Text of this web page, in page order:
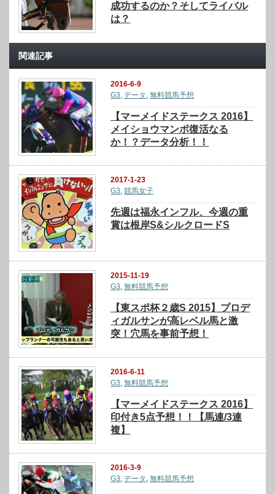
成功するのか？そしてライバル
は？
関連記事
2016-6-9
G3 ,データ ,無料競馬予想
【マーメイドステークス 2016】
メイショウマンボ復活なる
か！？データ分析！！
2017-1-23
G3,競馬女子
先週は福永インフル、今週の重
賞は根岸S&シルクロードS
2015-11-19
G3,無料競馬予想
【東スポ杯２歳S 2015】プロデ
ィガルサンが高レベル馬と激
突！穴馬を事前予想！
2016-6-11
G3,無料競馬予想
【マーメイドステークス 2016】
印付き5点予想！！【馬連/3連
複】
2016-3-9
G3,データ ,無料競馬予想